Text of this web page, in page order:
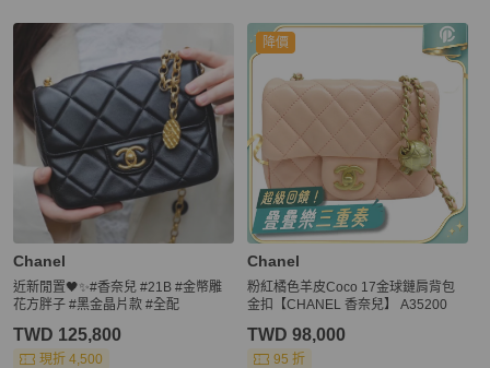
Chanel
近新閒置🖤✨#香奈兒 #21B #金幣雕
花方胖子 #黑金晶片款 #全配
TWD 125,800
現折 4,500
降價
Chanel
粉紅橘色羊皮Coco 17金球鏈肩背包
金扣【CHANEL 香奈兒】 A35200
TWD 98,000
95 折